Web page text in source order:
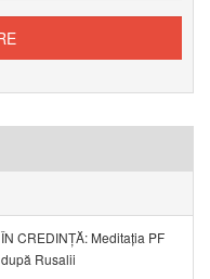
CREDINȚĂ: Meditația PF
Rusalii